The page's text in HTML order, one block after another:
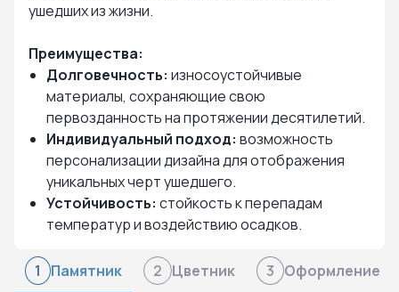
ушедших из жизни.
Преимущества:
Долговечность: износоустойчивые
материалы, сохраняющие свою
первозданность на протяжении десятилетий.
Индивидуальный подход: возможность
персонализации дизайна для отображения
уникальных черт ушедшего.
Устойчивость: стойкость к перепадам
температур и воздействию осадков.
1 Памятник 2 Цветник 3 Оформление